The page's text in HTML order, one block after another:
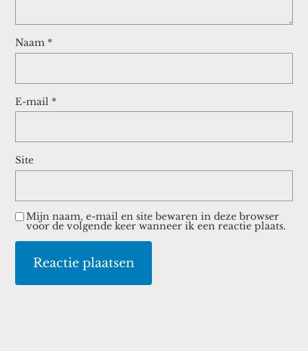
Naam *
E-mail *
Site
Mijn naam, e-mail en site bewaren in deze browser
voor de volgende keer wanneer ik een reactie plaats.